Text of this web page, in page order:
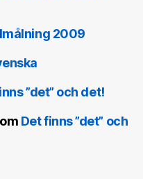
2009
”det” och det!
om Det finns ”det” och